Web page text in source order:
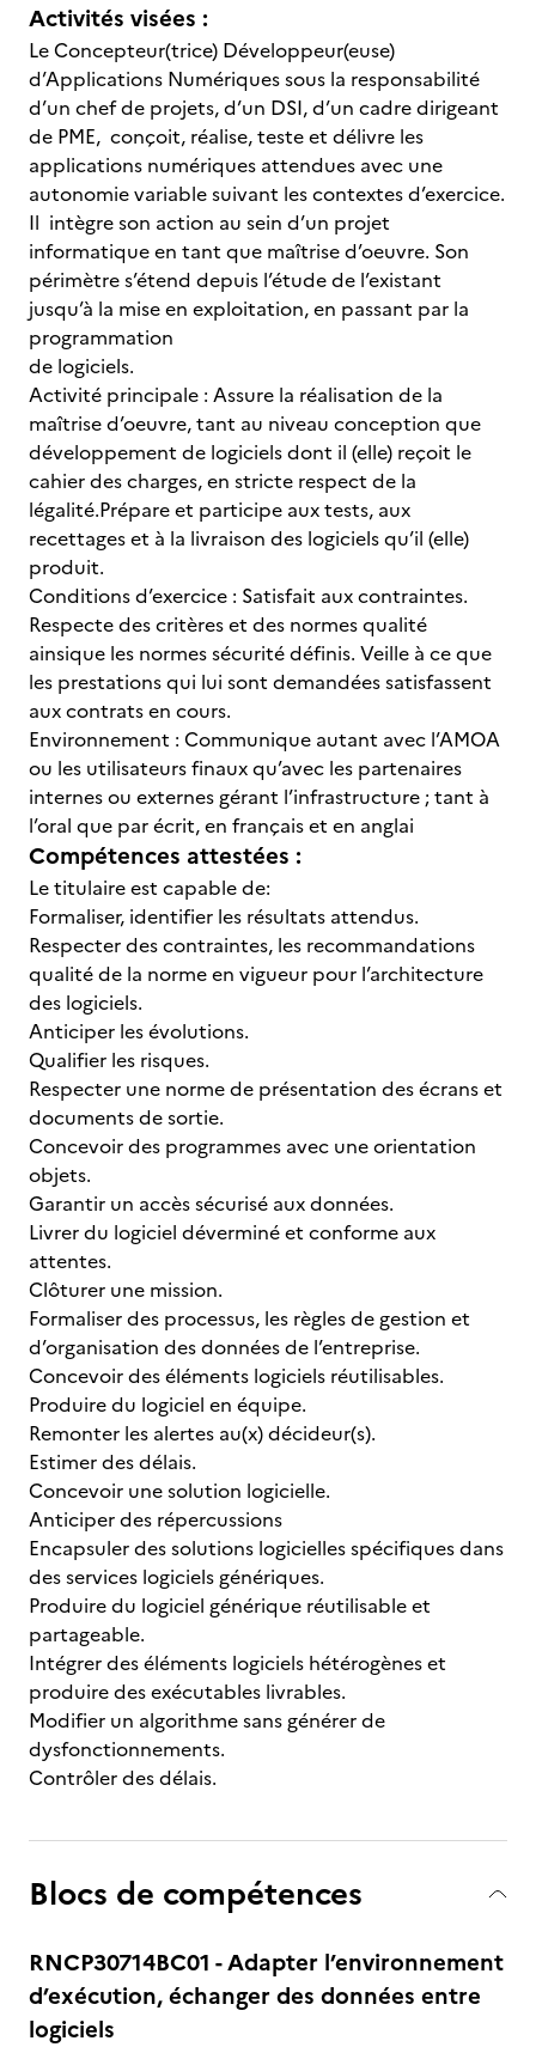
Activités visées :
Le Concepteur(trice) Développeur(euse)
d’Applications Numériques sous la responsabilité
d’un chef de projets, d’un DSI, d’un cadre dirigeant
de PME, conçoit, réalise, teste et délivre les
applications numériques attendues avec une
autonomie variable suivant les contextes d’exercice.
Il intègre son action au sein d’un projet
informatique en tant que maîtrise d’oeuvre. Son
périmètre s’étend depuis l’étude de l’existant
jusqu’à la mise en exploitation, en passant par la
programmation
de logiciels.
Activité principale : Assure la réalisation de la
maîtrise d’oeuvre, tant au niveau conception que
développement de logiciels dont il (elle) reçoit le
cahier des charges, en stricte respect de la
légalité.Prépare et participe aux tests, aux
recettages et à la livraison des logiciels qu’il (elle)
produit.
Conditions d’exercice : Satisfait aux contraintes.
Respecte des critères et des normes qualité
ainsique les normes sécurité définis. Veille à ce que
les prestations qui lui sont demandées satisfassent
aux contrats en cours.
Environnement : Communique autant avec l’AMOA
ou les utilisateurs finaux qu’avec les partenaires
internes ou externes gérant l’infrastructure ; tant à
l’oral que par écrit, en français et en anglai
Compétences attestées :
Le titulaire est capable de:
Formaliser, identifier les résultats attendus.
Respecter des contraintes, les recommandations
qualité de la norme en vigueur pour l’architecture
des logiciels.
Anticiper les évolutions.
Qualifier les risques.
Respecter une norme de présentation des écrans et
documents de sortie.
Concevoir des programmes avec une orientation
objets.
Garantir un accès sécurisé aux données.
Livrer du logiciel déverminé et conforme aux
attentes.
Clôturer une mission.
Formaliser des processus, les règles de gestion et
d’organisation des données de l’entreprise.
Concevoir des éléments logiciels réutilisables.
Produire du logiciel en équipe.
Remonter les alertes au(x) décideur(s).
Estimer des délais.
Concevoir une solution logicielle.
Anticiper des répercussions
Encapsuler des solutions logicielles spécifiques dans
des services logiciels génériques.
Produire du logiciel générique réutilisable et
partageable.
Intégrer des éléments logiciels hétérogènes et
produire des exécutables livrables.
Modifier un algorithme sans générer de
dysfonctionnements.
Contrôler des délais.
Blocs de compétences
RNCP30714BC01 - Adapter l’environnement
d’exécution, échanger des données entre
logiciels